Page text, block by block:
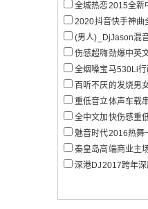
全城热恋2015全新中
2020抖音快手神曲全中
(男人)_DjJason混
伤感超嗨劲爆中英
全烟嗓宝马530Li行政豪华
百听不厌的发烧男女对
重低音立体声车载
全中文加快伤感重
魅音时代2016热舞一夏
秦皇岛高端商业主场女DJ
深港DJ2017跨年深度